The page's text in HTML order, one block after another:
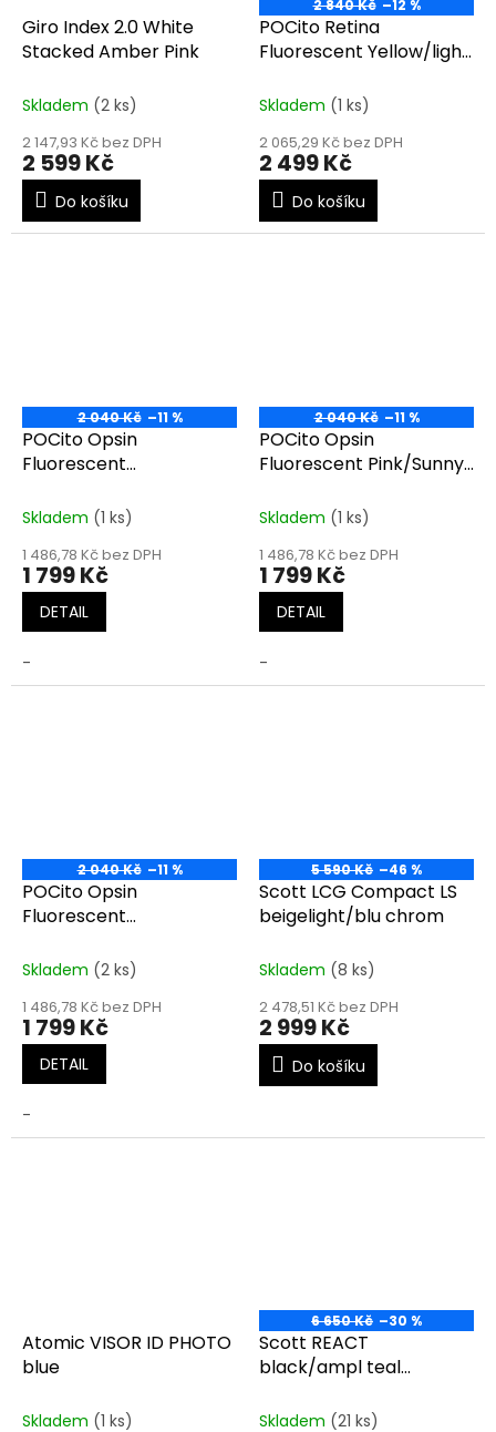
Giro Index 2.0 White
Stacked Amber Pink
Skladem (2 ks)
2 147,93 Kč bez DPH
2 599 Kč
Do košíku
2 840 Kč –12 %
POCito Retina
Fluorescent Yellow/light
Skladem (1 ks)
2 065,29 Kč bez DPH
2 499 Kč
Do košíku
2 040 Kč –11 %
POCito Opsin
Fluorescent
Skladem (1 ks)
1 486,78 Kč bez DPH
1 799 Kč
DETAIL
-
2 040 Kč –11 %
POCito Opsin
Fluorescent Pink/Sunny
Skladem (1 ks)
1 486,78 Kč bez DPH
1 799 Kč
DETAIL
-
2 040 Kč –11 %
POCito Opsin
Fluorescent
Skladem (2 ks)
1 486,78 Kč bez DPH
1 799 Kč
DETAIL
-
5 590 Kč –46 %
Scott LCG Compact LS
beigelight/blu chrom
Skladem (8 ks)
2 478,51 Kč bez DPH
2 999 Kč
Do košíku
Atomic VISOR ID PHOTO
blue
Skladem (1 ks)
6 650 Kč –30 %
Scott REACT
black/ampl teal
Skladem (21 ks)